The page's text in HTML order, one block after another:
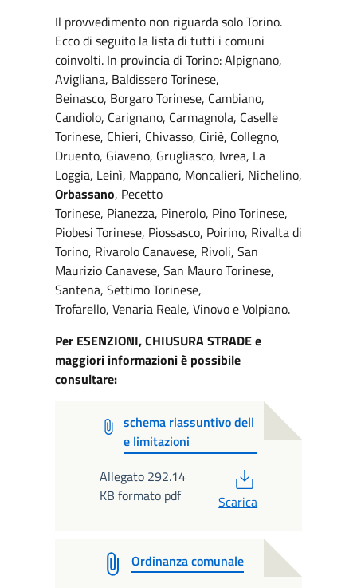
Il provvedimento non riguarda solo Torino.
Ecco di seguito la lista di tutti i comuni
coinvolti. In provincia di Torino: Alpignano,
Avigliana, Baldissero Torinese,
Beinasco, Borgaro Torinese, Cambiano,
Candiolo, Carignano, Carmagnola, Caselle
Torinese, Chieri, Chivasso, Ciriè, Collegno,
Druento, Giaveno, Grugliasco, Ivrea, La
Loggia, Leinì, Mappano, Moncalieri, Nichelino,
Orbassano, Pecetto
Torinese, Pianezza, Pinerolo, Pino Torinese,
Piobesi Torinese, Piossasco, Poirino, Rivalta di
Torino, Rivarolo Canavese, Rivoli, San
Maurizio Canavese, San Mauro Torinese,
Santena, Settimo Torinese,
Trofarello, Venaria Reale, Vinovo e Volpiano.
Per ESENZIONI, CHIUSURA STRADE e
maggiori informazioni è possibile
consultare:
schema riassuntivo dell
e limitazioni
Allegato 292.14
KB formato pdf
Scarica
Ordinanza comunale